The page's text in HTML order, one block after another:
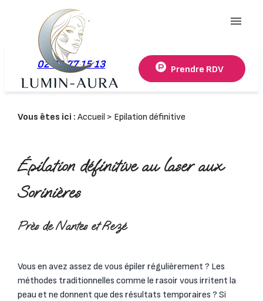
menu
02 78 77 15 13 Prendre RDV
Vous êtes ici : Accueil > Epilation définitive
Épilation définitive au laser aux
Sorinières
Près de Nantes et Rezé
Vous en avez assez de vous épiler régulièrement ? Les
méthodes traditionnelles comme le rasoir vous irritent la
peau et ne donnent que des résultats temporaires ? Si
Panneau de gestion des cookies